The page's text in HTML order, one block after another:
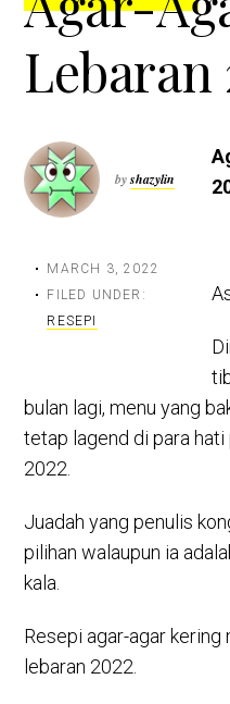
Lebaran
byshazylin
MARCH 3, 2022
FILED UNDER:
RESEPI
bulan lagi, menu yang
tetap lagend di para
2022.
Juadah yang penulis
pilihan walaupun ia
kala.
Resepi agar-agar
lebaran 2022.